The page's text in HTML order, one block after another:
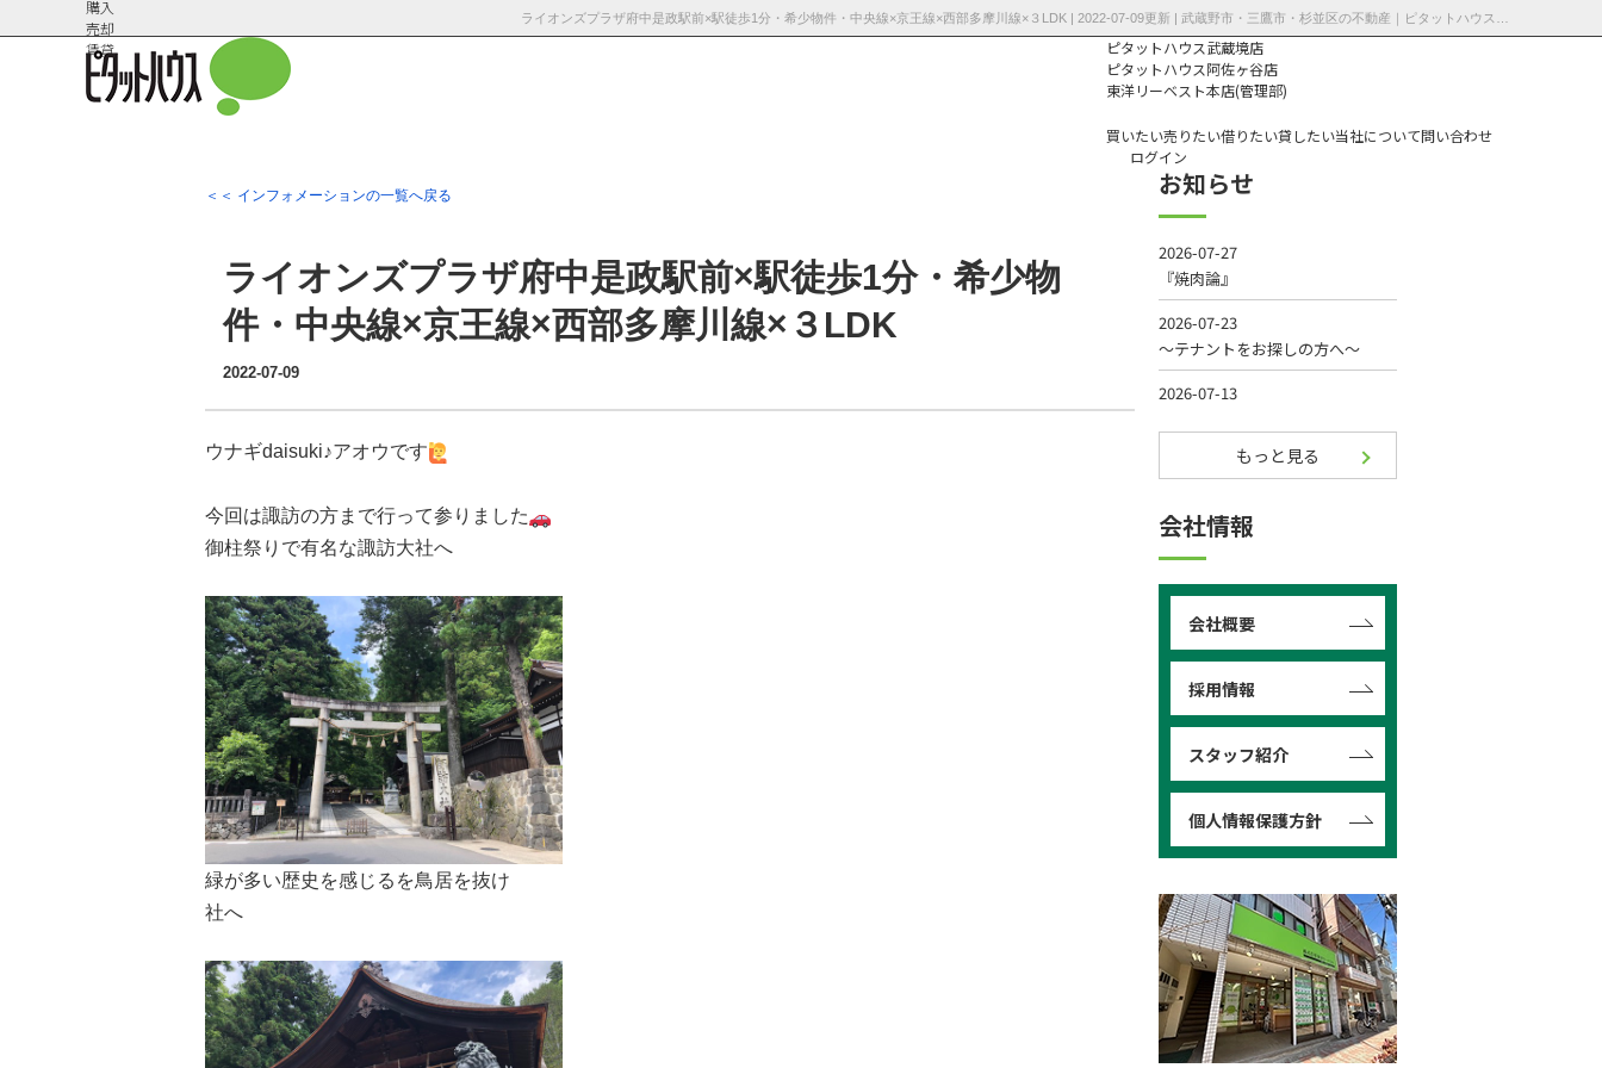
購入
売却
賃貸
ピタットハウス武蔵境店
ピタットハウス阿佐ヶ谷店
東洋リーベスト本店(管理部)
買いたい売りたい借りたい貸したい当社について
報
グ
問い合わせ
ログイン
＜＜ インフォメーションの一覧へ戻る
ライオンズプラザ府中是政駅前×駅徒歩1分・希少物
件・中央線×京王線×西部多摩川線×３LDK
2022-07-09
ウナギdaisuki♪アオウです
今回は諏訪の方まで行って参りました
御柱祭りで有名な諏訪大社へ
緑が多い歴史を感じるを鳥居を抜け
社へ
お知らせ
もっと見る
会社情報
会社概要
採用情報
スタッフ紹介
個人情報保護方針